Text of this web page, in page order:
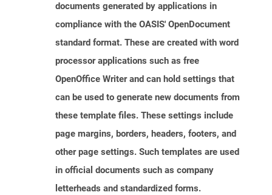
documents generated by applications in
compliance with the OASIS' OpenDocument
standard format. These are created with word
processor applications such as free
OpenOffice Writer and can hold settings that
can be used to generate new documents from
these template files. These settings include
page margins, borders, headers, footers, and
other page settings. Such templates are used
in official documents such as company
letterheads and standardized forms.